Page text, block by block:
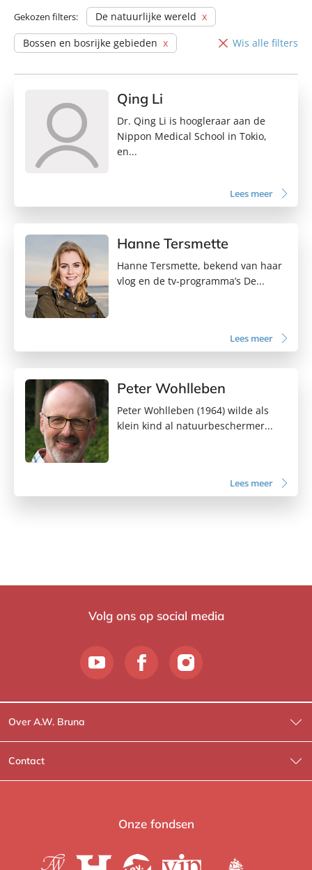
Achternaam (Z-A)
Voornaam (A-Z)
Gekozen filters:
De natuurlijke wereld
Bossen en bosrijke gebieden
Wis alle filters
Qing Li
Dr. Qing Li is hoogleraar aan de
Nippon Medical School in Tokio,
en...
Lees meer
Hanne Tersmette
Hanne Tersmette, bekend van haar
vlog en de tv-programma’s De...
Lees meer
Peter Wohlleben
Peter Wohlleben (1964) wilde als
klein kind al natuurbeschermer...
Lees meer
Volg ons op social media
Over A.W. Bruna
Wat wij doen
Wie is Wie?
Contact
Contactinformatie
Onze fondsen